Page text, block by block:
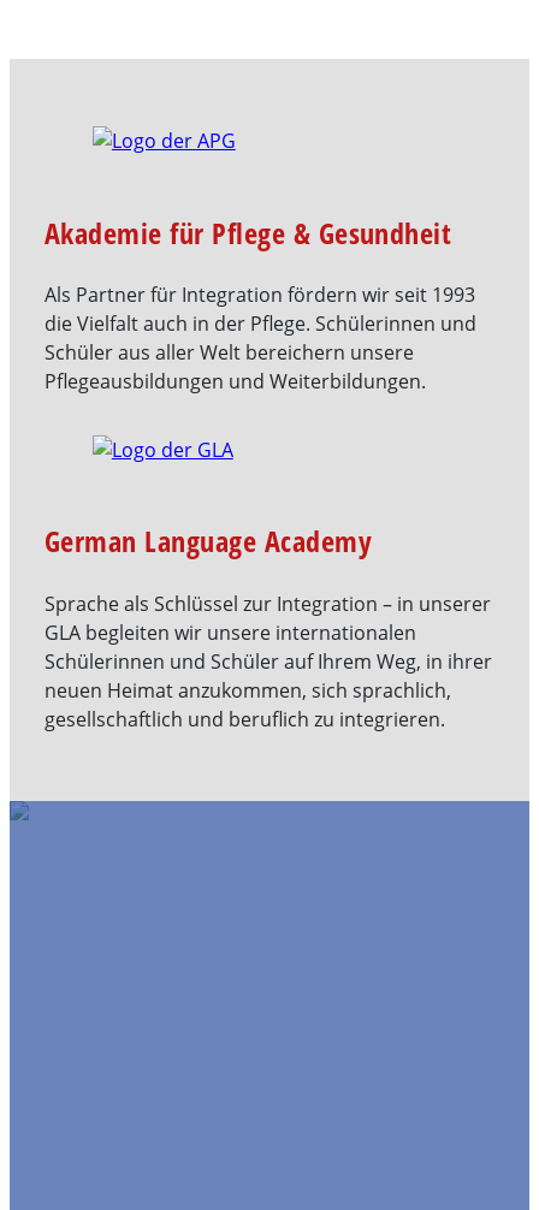
Akademie für Pflege & Gesundheit
Als Partner für Integration fördern wir seit 1993
die Vielfalt auch in der Pflege. Schülerinnen und
Schüler aus aller Welt bereichern unsere
Pflegeausbildungen und Weiterbildungen.
German Language Academy
Sprache als Schlüssel zur Integration – in unserer
GLA begleiten wir unsere internationalen
Schülerinnen und Schüler auf Ihrem Weg, in ihrer
neuen Heimat anzukommen, sich sprachlich,
gesellschaftlich und beruflich zu integrieren.